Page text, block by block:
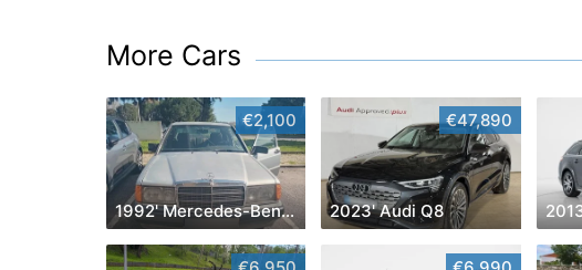
More Cars
€2,100
1992' Mercedes-Benz Classe A
€47,890
2023' Audi Q8